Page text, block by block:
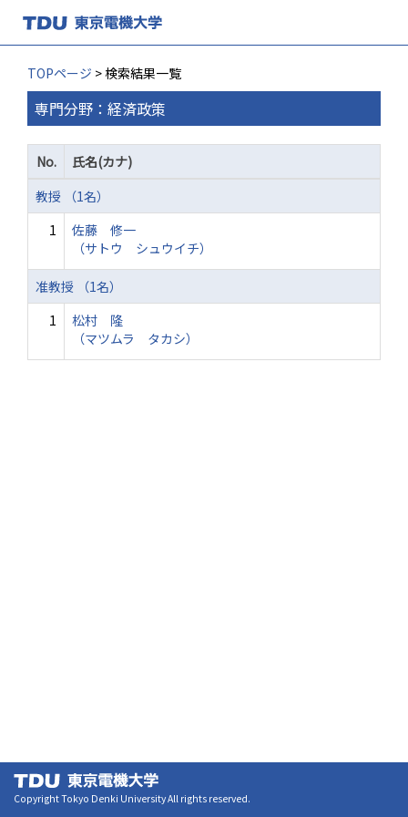
TOPページ > 検索結果一覧
専門分野：経済政策
No.
氏名(カナ)
教授 （1名）
1
佐藤 修一
（サトウ シュウイチ）
准教授 （1名）
1
松村 隆
（マツムラ タカシ）
Copyright Tokyo Denki University All rights reserved.